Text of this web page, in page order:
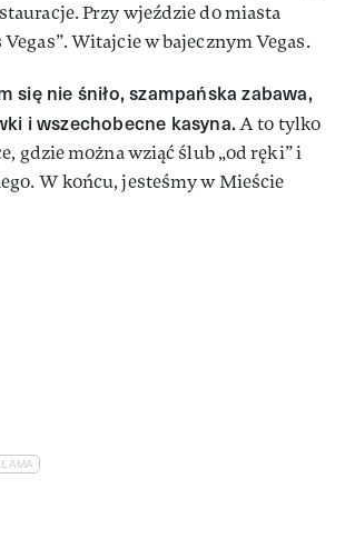
Przy wjeździe do miasta
Witajcie w bajecznym Vegas.
się nie śniło, szampańska zabawa,
i wszechobecne kasyna.A to tylko
gdzie można wziąć ślub „od ręki” i
W końcu, jesteśmy w Mieście